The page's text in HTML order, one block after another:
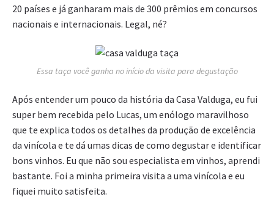
20 países e já ganharam mais de 300 prêmios em concursos
nacionais e internacionais. Legal, né?
Essa taça você ganha no início da visita para degustação
Após entender um pouco da história da Casa Valduga, eu fui
super bem recebida pelo Lucas, um enólogo maravilhoso
que te explica todos os detalhes da produção de excelência
da vinícola e te dá umas dicas de como degustar e identificar
bons vinhos. Eu que não sou especialista em vinhos, aprendi
bastante. Foi a minha primeira visita a uma vinícola e eu
fiquei muito satisfeita.